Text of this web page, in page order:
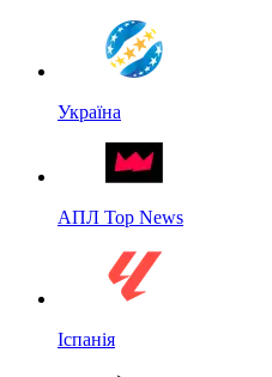
Україна
АПЛ Top News
Іспанія